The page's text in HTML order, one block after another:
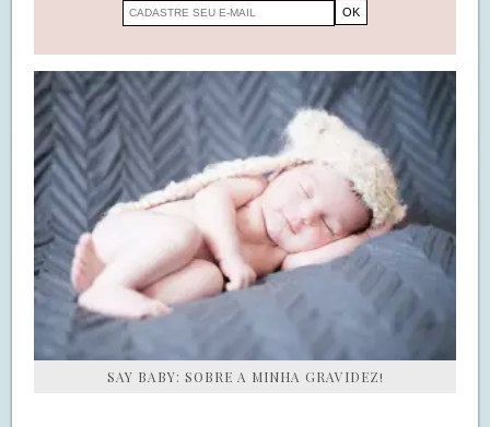
SAY BABY: SOBRE A MINHA GRAVIDEZ!